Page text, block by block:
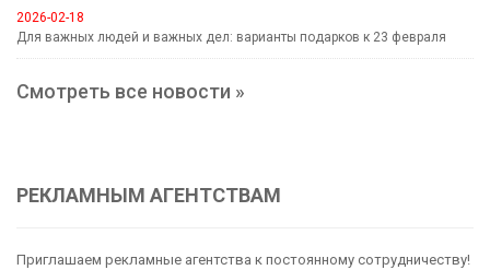
2026-02-18
Для важных людей и важных дел: варианты подарков к 23 февраля
Смотреть все новости »
РЕКЛАМНЫМ АГЕНТСТВАМ
Приглашаем рекламные агентства к постоянному сотрудничеству!